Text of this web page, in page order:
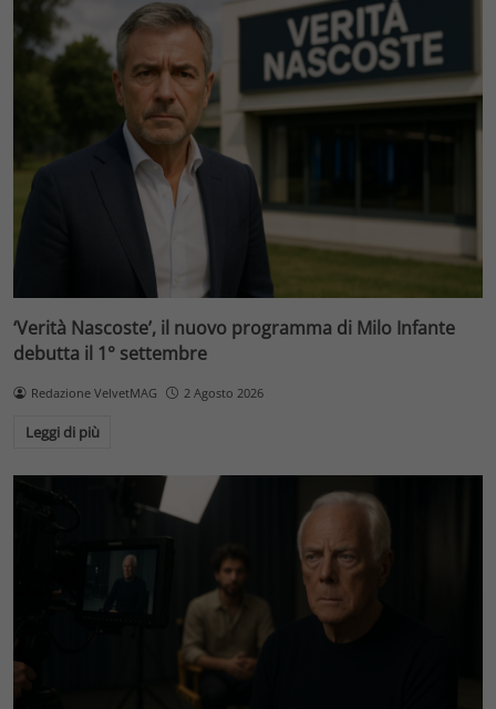
‘Verità Nascoste’, il nuovo programma di Milo Infante
debutta il 1° settembre
Redazione VelvetMAG 2 Agosto 2026
Leggi di più